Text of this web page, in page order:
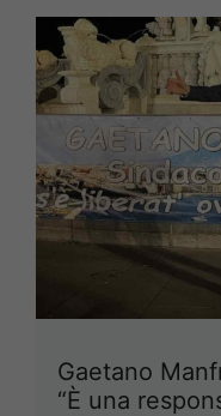
Gaetano
“È una